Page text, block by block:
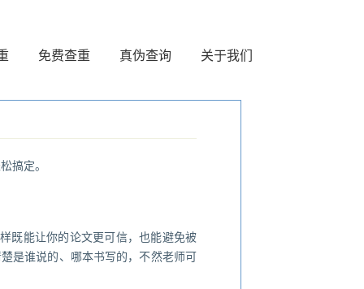
免费查重 真伪查询 关于我们
搞定。
既能让你的论文更可信，也能避免被
是谁说的、哪本书写的，不然老师可